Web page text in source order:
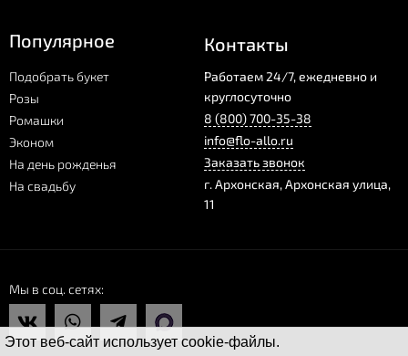
Этот веб-сайт использует cookie-файлы.
Популярное
Подобрать букет
Розы
Ромашки
Эконом
На день рожденья
На свадьбу
Контакты
Работаем 24/7, ежедневно и
круглосуточно
8 (800) 700-35-38
info@flo-allo.ru
Заказать звонок
г.Архонская,Архонская улица,
11
Мы в соц. сетях